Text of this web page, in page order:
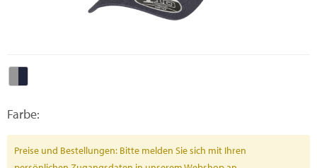
Farbe:
Preise und Bestellungen: Bitte melden Sie sich mit Ihren